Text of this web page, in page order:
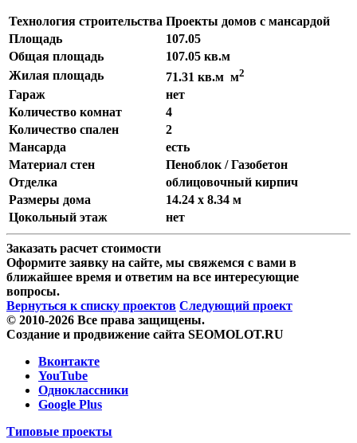
Технология строительства Проекты домов с мансардой
Площадь
107.05
Общая площадь
107.05 кв.м
Жилая площадь
71.31 кв.м м2
Гараж
нет
Количество комнат
4
Количество спален
2
Мансарда
есть
Материал стен
Пеноблок / Газобетон
Отделка
облицовочный кирпич
Размеры дома
14.24 x 8.34 м
Цокольный этаж
нет
Заказать расчет стоимости
Оформите заявку на сайте, мы свяжемся с вами в
ближайшее время и ответим на все интересующие
вопросы.
Вернуться к списку проектов Следующий проект
© 2010-2026 Все права защищены.
Создание и продвижение сайта SEOMOLOT.RU
Вконтакте
YouTube
Одноклассники
Google Plus
Типовые проекты